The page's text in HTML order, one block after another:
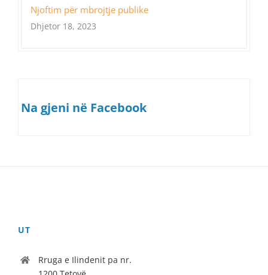
Njoftim për mbrojtje publike
Dhjetor 18, 2023
Na gjeni në Facebook
UT
Rruga e Ilindenit pa nr.